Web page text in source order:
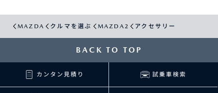
MAZDA クルマを選ぶ MAZDA2 アクセサリー
BACK TO TOP
カンタン見積り 試乗車検索